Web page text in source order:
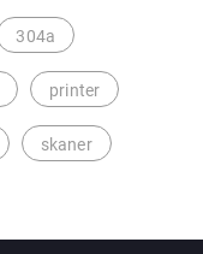
304a
printer
skaner